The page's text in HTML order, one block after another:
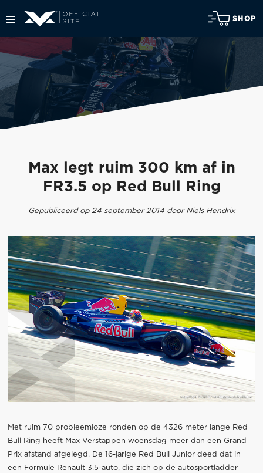
SHOP
Max legt ruim 300 km af in
FR3.5 op Red Bull Ring
Gepubliceerd op 24 september 2014 door Niels Hendrix
Met ruim 70 probleemloze ronden op de 4326 meter lange Red
Bull Ring heeft Max Verstappen woensdag meer dan een Grand
Prix afstand afgelegd. De 16-jarige Red Bull Junior deed dat in
een Formule Renault 3.5-auto, die zich op de autosportladder